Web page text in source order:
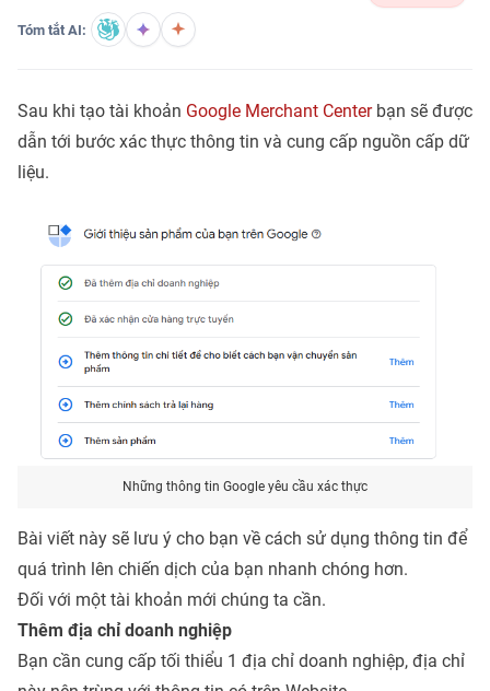
Tóm tắt AI:
Sau khi tạo tài khoản Google Merchant Centerbạn sẽ được
dẫn tới bước xác thực thông tin và cung cấp nguồn cấp dữ
liệu.
Những thông tin Google yêu cầu xác thực
Bài viết này sẽ lưu ý cho bạn về cách sử dụng thông tin để
quá trình lên chiến dịch của bạn nhanh chóng hơn.
Đối với một tài khoản mới chúng ta cần.
Thêm địa chỉ doanh nghiệp
Bạn cần cung cấp tối thiểu 1 địa chỉ doanh nghiệp, địa chỉ